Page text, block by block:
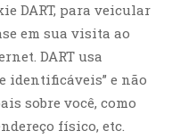
DART, para veicular
em sua visita ao
DART usa
identificáveis” e não
sobre você, como
físico, etc.